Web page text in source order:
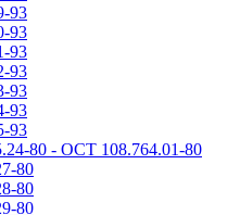
93
93
93
93
93
93
93
80 - ОСТ 108.764.01-80
80
80
80